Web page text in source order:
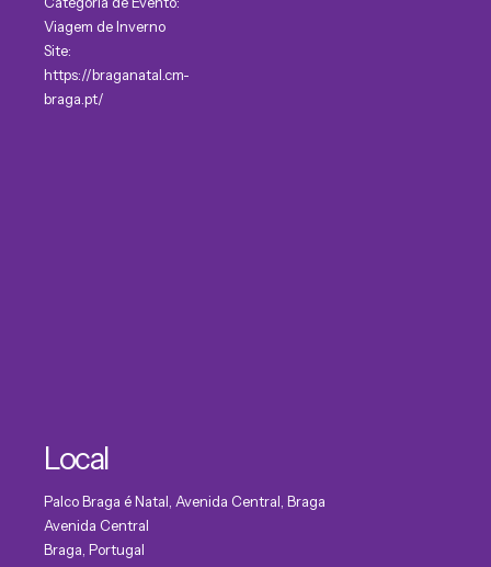
Viagem de Inverno
Site:
https://braganatal.cm-
braga.pt/
Local
Palco Braga é Natal, Avenida Central, Braga
Avenida Central
Braga Portugal